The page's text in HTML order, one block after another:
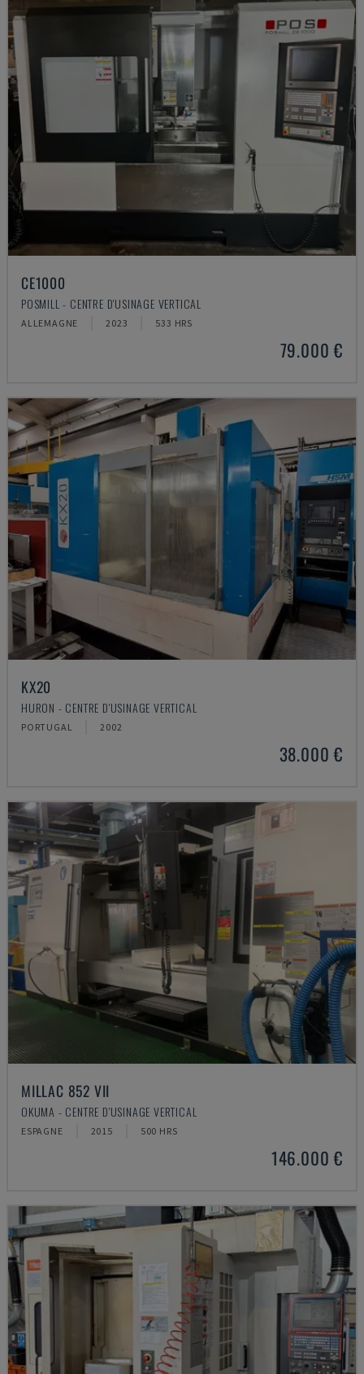
CE1000
POSMILL - CENTRE D'USINAGE VERTICAL
ALLEMAGNE 2023 533 HRS
79.000 €
KX20
HURON - CENTRE D'USINAGE VERTICAL
PORTUGAL 2002
38.000 €
MILLAC 852 VII
OKUMA - CENTRE D'USINAGE VERTICAL
ESPAGNE 2015 500 HRS
146.000 €